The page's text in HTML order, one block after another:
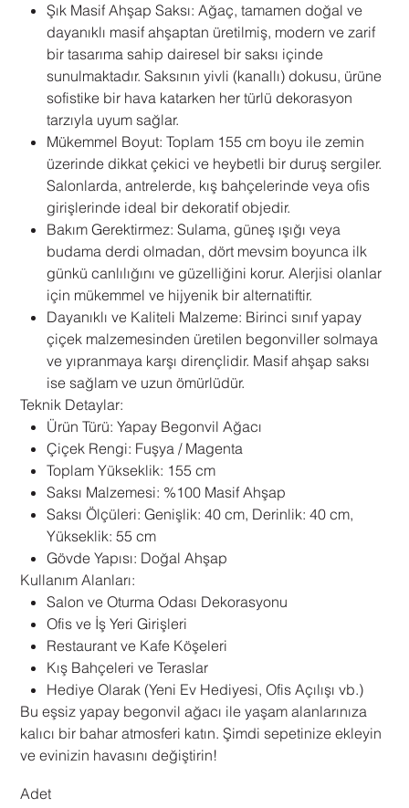
Şık Masif Ahşap Saksı: Ağaç, tamamen doğal ve
dayanıklı masif ahşaptan üretilmiş, modern ve zarif
bir tasarıma sahip dairesel bir saksı içinde
sunulmaktadır. Saksının yivli (kanallı) dokusu, ürüne
sofistike bir hava katarken her türlü dekorasyon
tarzıyla uyum sağlar.
Mükemmel Boyut: Toplam 155 cm boyu ile zemin
üzerinde dikkat çekici ve heybetli bir duruş sergiler.
Salonlarda, antrelerde, kış bahçelerinde veya ofis
girişlerinde ideal bir dekoratif objedir.
Bakım Gerektirmez: Sulama, güneş ışığı veya
budama derdi olmadan, dört mevsim boyunca ilk
günkü canlılığını ve güzelliğini korur. Alerjisi olanlar
için mükemmel ve hijyenik bir alternatiftir.
Dayanıklı ve Kaliteli Malzeme: Birinci sınıf yapay
çiçek malzemesinden üretilen begonviller solmaya
ve yıpranmaya karşı dirençlidir. Masif ahşap saksı
ise sağlam ve uzun ömürlüdür.
Teknik Detaylar:
Ürün Türü: Yapay Begonvil Ağacı
Çiçek Rengi: Fuşya / Magenta
Toplam Yükseklik: 155 cm
Saksı Malzemesi: %100 Masif Ahşap
Saksı Ölçüleri: Genişlik: 40 cm, Derinlik: 40 cm,
Yükseklik: 55 cm
Gövde Yapısı: Doğal Ahşap
Kullanım Alanları:
Salon ve Oturma Odası Dekorasyonu
Ofis ve İş Yeri Girişleri
Restaurant ve Kafe Köşeleri
Kış Bahçeleri ve Teraslar
Hediye Olarak (Yeni Ev Hediyesi, Ofis Açılışı vb.)
Bu eşsiz yapay begonvil ağacı ile yaşam alanlarınıza
kalıcı bir bahar atmosferi katın. Şimdi sepetinize ekleyin
ve evinizin havasını değiştirin!
Adet